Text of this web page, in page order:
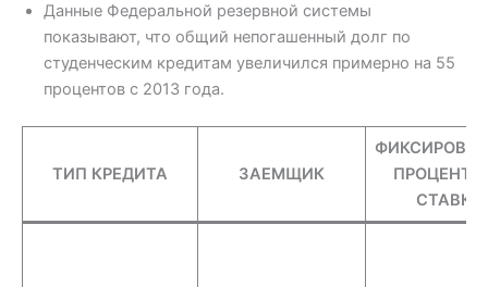
Данные Федеральной резервной системы
показывают, что общий непогашенный долг по
студенческим кредитам увеличился примерно на 55
процентов с 2013 года.
ТИП КРЕДИТА ЗАЕМЩИК
СТАВКА